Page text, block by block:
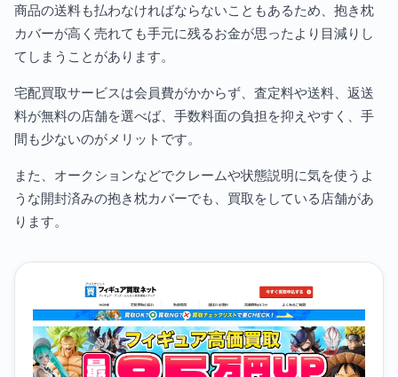
商品の送料も払わなければならないこともあるため、抱き枕
カバーが高く売れても手元に残るお金が思ったより目減りし
てしまうことがあります。
宅配買取サービスは会員費がかからず、査定料や送料、返送
料が無料の店舗を選べば、手数料面の負担を抑えやすく、手
間も少ないのがメリットです。
また、オークションなどでクレームや状態説明に気を使うよ
うな開封済みの抱き枕カバーでも、買取をしている店舗があ
ります。